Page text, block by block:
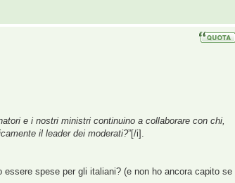
e i nostri ministri continuino a collaborare con chi,
il leader dei moderati?”[/i].
spese per gli italiani? (e non ho ancora capito se